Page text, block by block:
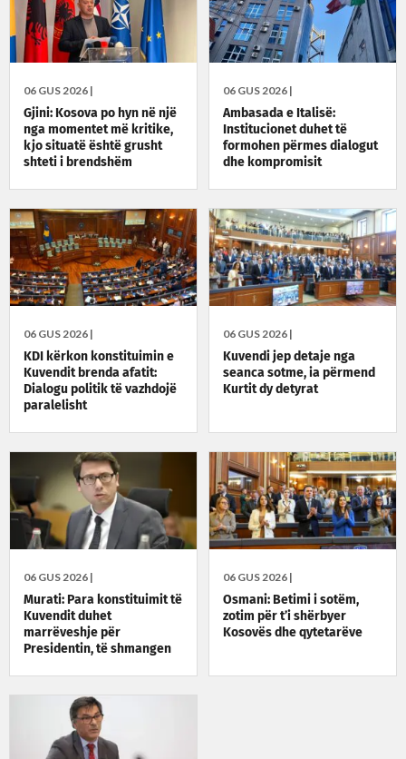
06 GUS 2026 |
Gjini: Kosova po hyn në një
nga momentet më kritike,
kjo situatë është grusht
shteti i brendshëm
06 GUS 2026 |
Ambasada e Italisë:
Institucionet duhet të
formohen përmes dialogut
dhe kompromisit
06 GUS 2026 |
KDI kërkon konstituimin e
Kuvendit brenda afatit:
Dialogu politik të vazhdojë
paralelisht
06 GUS 2026 |
Kuvendi jep detaje nga
seanca sotme, ia përmend
Kurtit dy detyrat
06 GUS 2026 |
Murati: Para konstituimit të
Kuvendit duhet
marrëveshje për
Presidentin, të shmangen
06 GUS 2026 |
Osmani: Betimi i sotëm,
zotim për t’i shërbyer
Kosovës dhe qytetarëve